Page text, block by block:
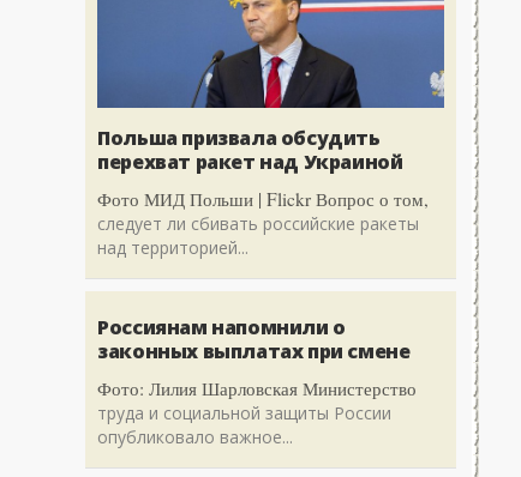
Польша призвала обсудить
перехват ракет над Украиной
Фото МИД Польши | Flickr Вопрос о том,
следует ли сбивать российские ракеты
над территорией...
Россиянам напомнили о
законных выплатах при смене
Фото: Лилия Шарловская Министерство
труда и социальной защиты России
опубликовало важное...